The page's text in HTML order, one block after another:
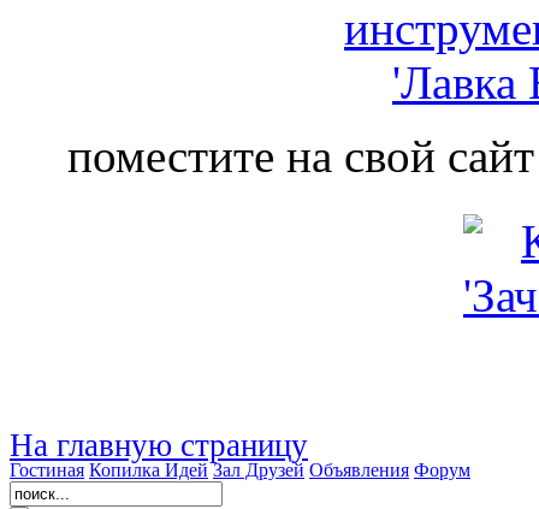
поместите на свой
На главную страницу
Гостиная Копилка Идей Зал Друзей Объявления Форум